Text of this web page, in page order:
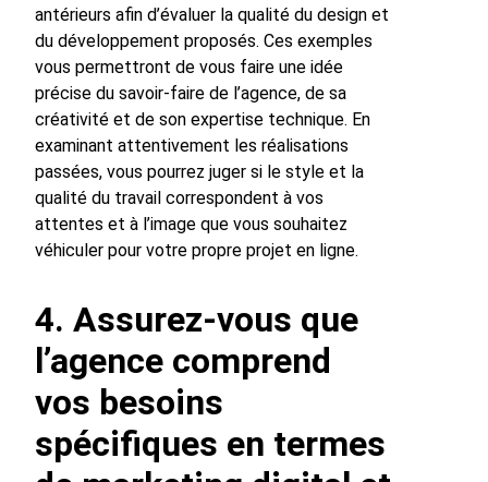
antérieurs afin d’évaluer la qualité du design et
du développement proposés. Ces exemples
vous permettront de vous faire une idée
précise du savoir-faire de l’agence, de sa
créativité et de son expertise technique. En
examinant attentivement les réalisations
passées, vous pourrez juger si le style et la
qualité du travail correspondent à vos
attentes et à l’image que vous souhaitez
véhiculer pour votre propre projet en ligne.
4. Assurez-vous que
l’agence comprend
vos besoins
spécifiques en termes